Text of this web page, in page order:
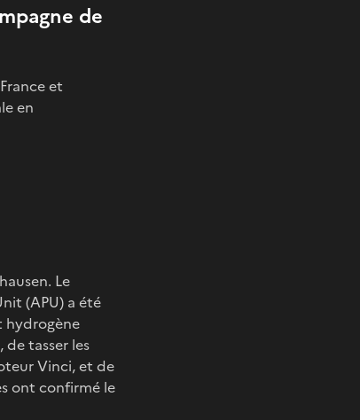
de
et
en
Le
(APU) a été
hydrogène
tasser les
Vinci, et de
ont confirmé le